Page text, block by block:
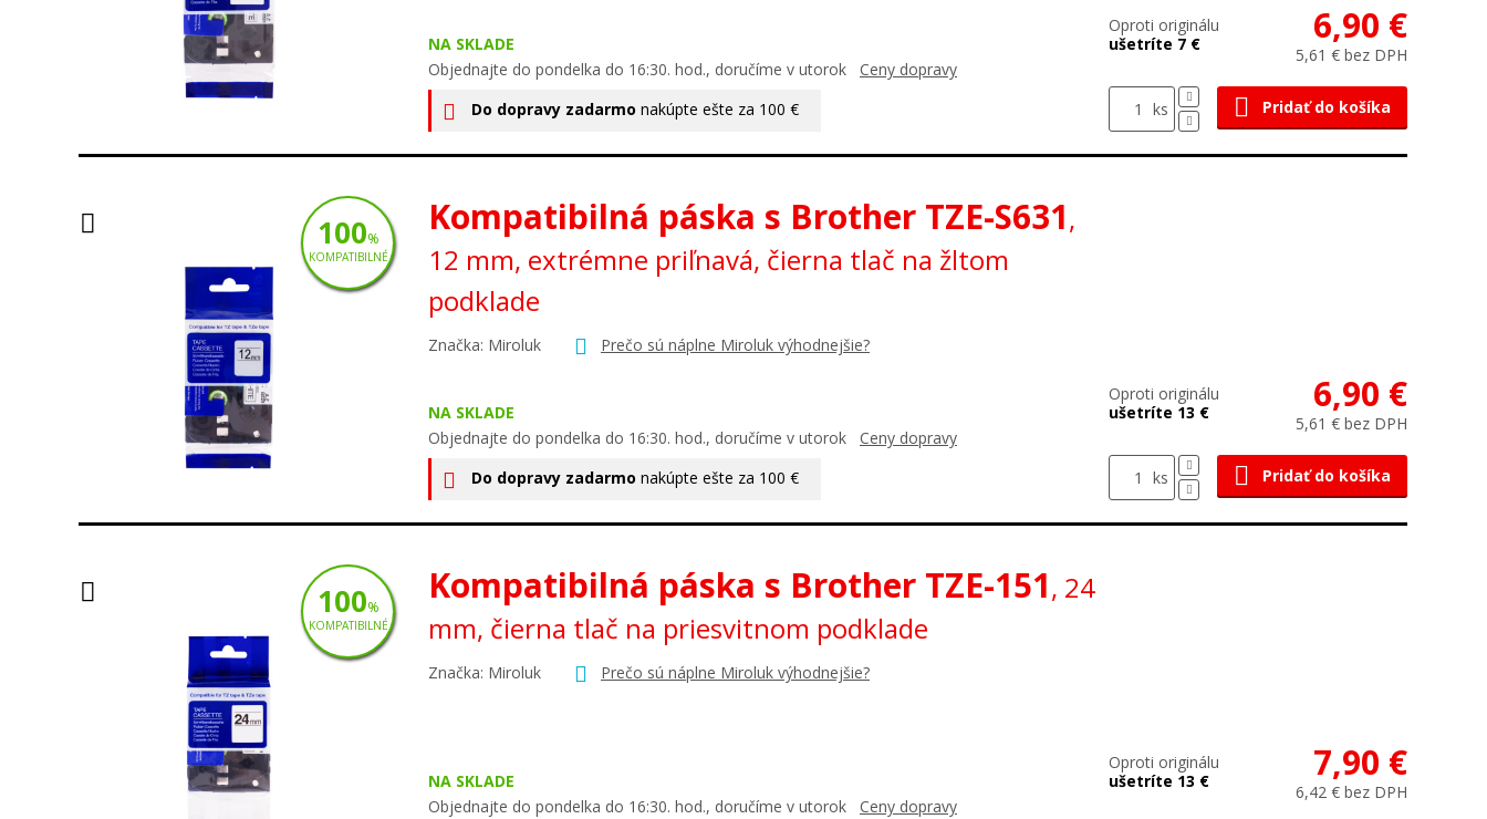
NA SKLADE
Objednajte do pondelka do 16:30. hod., doručíme v utorok Ceny dopravy
Do dopravy zadarmo nakúpte ešte za 100 €
Oproti originálu
ušetríte 7 €
6,90 €
5,61 € bez DPH
ks Pridať do košíka
Kompatibilná páska s Brother TZE-S631,
12 mm, extrémne priľnavá, čierna tlač na žltom
podklade
Značka: Miroluk Prečo sú náplne Miroluk výhodnejšie?
NA SKLADE
Objednajte do pondelka do 16:30. hod., doručíme v utorok Ceny dopravy
Do dopravy zadarmo nakúpte ešte za 100 €
Oproti originálu
ušetríte 13 €
6,90 €
5,61 € bez DPH
ks Pridať do košíka
100%
KOMPATIBILNÉ
Kompatibilná páska s Brother TZE-151, 24
mm, čierna tlač na priesvitnom podklade
Značka: Miroluk Prečo sú náplne Miroluk výhodnejšie?
NA SKLADE
Objednajte do pondelka do 16:30. hod., doručíme v utorok Ceny dopravy
Oproti originálu
ušetríte 13 €
7,90 €
6,42 € bez DPH
100%
KOMPATIBILNÉ